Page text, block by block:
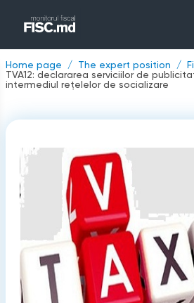
Home page The expert position
TVA12: declararea serviciilor de
intermediul rețelelor de socializare